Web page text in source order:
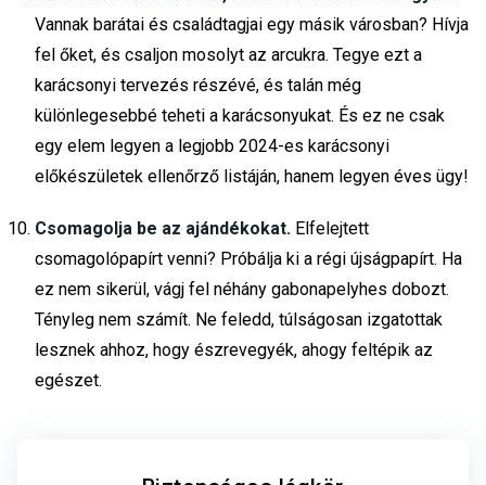
Vannak barátai és családtagjai egy másik városban? Hívja
fel őket, és csaljon mosolyt az arcukra. Tegye ezt a
karácsonyi tervezés részévé, és talán még
különlegesebbé teheti a karácsonyukat. És ez ne csak
egy elem legyen a legjobb 2024-es karácsonyi
előkészületek ellenőrző listáján, hanem legyen éves ügy!
Csomagolja be az ajándékokat. Elfelejtett
csomagolópapírt venni? Próbálja ki a régi újságpapírt. Ha
ez nem sikerül, vágj fel néhány gabonapelyhes dobozt.
Tényleg nem számít. Ne feledd, túlságosan izgatottak
lesznek ahhoz, hogy észrevegyék, ahogy feltépik az
egészet.